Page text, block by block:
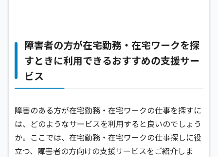
障害者の方が在宅勤務・在宅ワークを探
すときに利用できるおすすめの支援サー
ビス
障害のある方が在宅勤務・在宅ワークの仕事を探すに
は、どのようなサービスを利用すると良いのでしょう
か。ここでは、在宅勤務・在宅ワークの仕事探しに役
立つ、障害者の方向けの支援サービスをご紹介しま